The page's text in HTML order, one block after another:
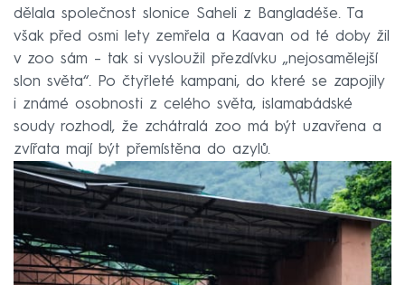
dělala společnost slonice Saheli z Bangladéše. Ta
však před osmi lety zemřela a Kaavan od té doby žil
v zoo sám – tak si vysloužil přezdívku „nejosamělejší
slon světa“. Po čtyřleté kampani, do které se zapojily
i známé osobnosti z celého světa, islamabádské
soudy rozhodl, že zchátralá zoo má být uzavřena a
zvířata mají být přemístěna do azylů.